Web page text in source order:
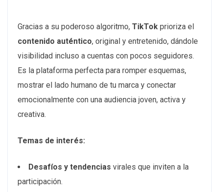
Gracias a su poderoso algoritmo, TikTok prioriza el
contenido auténtico, original y entretenido, dándole
visibilidad incluso a cuentas con pocos seguidores.
Es la plataforma perfecta para romper esquemas,
mostrar el lado humano de tu marca y conectar
emocionalmente con una audiencia joven, activa y
creativa.
Temas de interés:
Desafíos y tendencias virales que inviten a la
participación.